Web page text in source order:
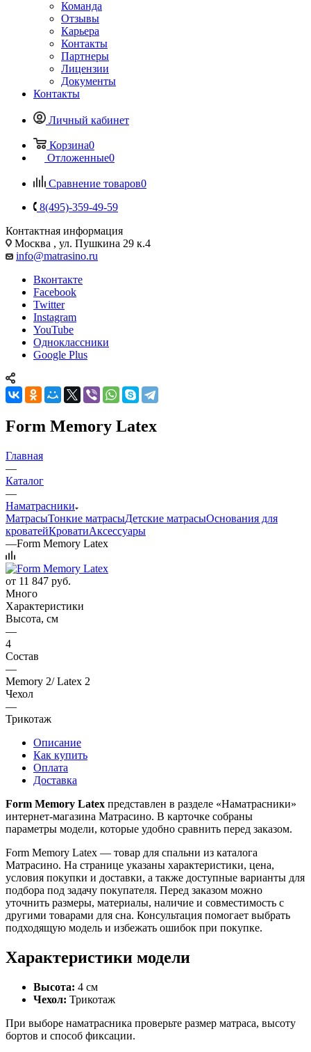
Команда
Отзывы
Карьера
Контакты
Партнеры
Лицензии
Документы
Контакты
Личный кабинет
Корзина0
Отложенные0
Сравнение товаров0
8(495)-359-49-59
Контактная информация
Москва , ул. Пушкина 29 к.4
info@matrasino.ru
Вконтакте
Facebook
Twitter
Instagram
YouTube
Одноклассники
Google Plus
Form Memory Latex
Главная
—
Каталог
—
Наматрасники
МатрасыТонкие матрасыДетские матрасыОснования для
кроватейКроватиАксессуары
—Form Memory Latex
от 11 847 руб.
Много
Характеристики
Высота, см
—
4
Состав
—
Memory 2/ Latex 2
Чехол
—
Трикотаж
Описание
Как купить
Оплата
Доставка
Form Memory Latex представлен в разделе «Наматрасники»
интернет-магазина Матрасино. В карточке собраны
параметры модели, которые удобно сравнить перед заказом.
Form Memory Latex — товар для спальни из каталога
Матрасино. На странице указаны характеристики, цена,
условия покупки и доставки, а также доступные варианты для
подбора под задачу покупателя. Перед заказом можно
уточнить размеры, материалы, наличие и совместимость с
другими товарами для сна. Консультация помогает выбрать
подходящую модель и избежать ошибок при покупке.
Характеристики модели
Высота: 4 см
Чехол: Трикотаж
При выборе наматрасника проверьте размер матраса, высоту
бортов и способ фиксации.